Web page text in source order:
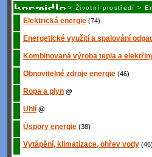
> Životní prostředí >
Elektrická energie (74)
Energetické využití a spalování
Kombinovaná výroba tepla a
Obnovitelné zdroje energie (46)
Ropa a plyn @
Uhlí @
Úspory energie (38)
Vytápění, klimatizace, ohřev vody (46)